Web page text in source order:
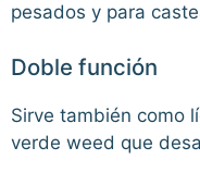
pesados y para
Doble función
Sirve también como
verde weed que